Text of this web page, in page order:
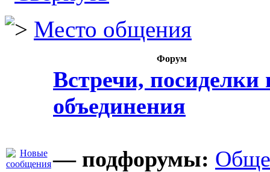
Место общения
Форум
Встречи, посиделки
объединения
— подфорумы: